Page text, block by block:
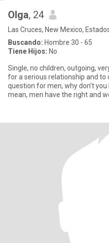
Olga, 24
Las Cruces, New Mexico,
Buscando: Hombre 30 - 65
Tiene Hijos: No
Single, no children, outgoing,
for a serious relationship and to
question for men, why don't you
mean, men have the right and